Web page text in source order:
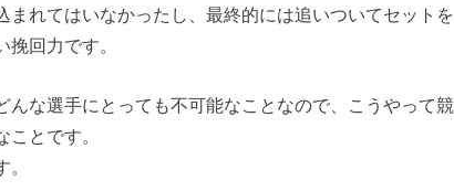
まれてはいなかったし、最終的には追いついてセットを
回力です。
な選手にとっても不可能なことなので、こうやって競
とです。